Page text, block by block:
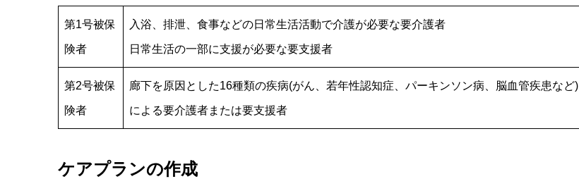
第1号被保
険者
入浴、排泄、食事などの日常生活活動で介護が必要な要介護者
日常生活の一部に支援が必要な要支援者
第2号被保
険者
廊下を原因とした16種類の疾病(がん、若年性認知症、パーキンソン病、脳血管疾患など)
による要介護者または要支援者
ケアプランの作成